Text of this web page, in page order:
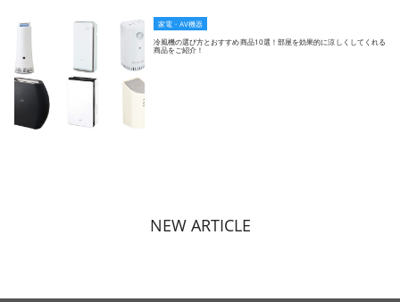
家電・AV機器
冷風機の選び方とおすすめ商品10選！部屋を効果的に涼しくしてくれる
商品をご紹介！
NEW ARTICLE